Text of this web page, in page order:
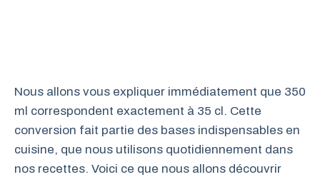
Nous allons vous expliquer immédiatement que 350
ml correspondent exactement à 35 cl. Cette
conversion fait partie des bases indispensables en
cuisine, que nous utilisons quotidiennement dans
nos recettes. Voici ce que nous allons découvrir